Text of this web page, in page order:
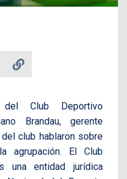
del Club Deportivo
Brandau, gerente
club hablaron sobre
agrupación. El Club
una entidad jurídica